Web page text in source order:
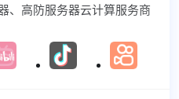
、高防服务器云计算服务商